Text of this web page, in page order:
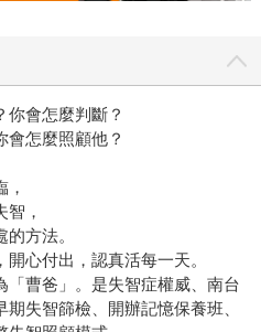
你會怎麼判斷？
會怎麼照顧他？
，
方法。
心付出，認真活每一天。
曹爸」。是失智症權威、南台
失智篩檢、開辦記憶保養班、